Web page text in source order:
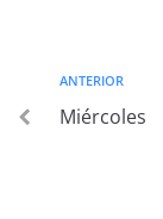
ANTERIOR
Miércoles